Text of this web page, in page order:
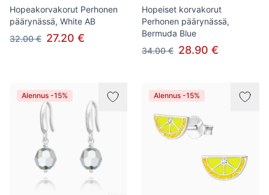
Hopeakorvakorut Perhonen
päärynässä, White AB
32.00 € 27.20 €
Hopeiset korvakorut
Perhonen päärynässä,
Bermuda Blue
34.00 € 28.90 €
Alennus -15% Alennus -15%